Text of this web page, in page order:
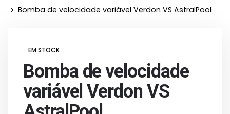
Bomba de velocidade variável Verdon VS AstralPool
EM STOCK
Bomba de velocidade
variável Verdon VS